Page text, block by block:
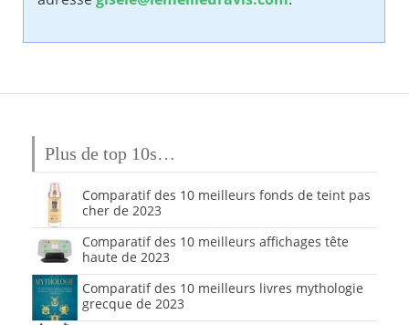
Plus de top 10s…
Comparatif des 10 meilleurs fonds de teint pas
cher de 2023
Comparatif des 10 meilleurs affichages tête
haute de 2023
Comparatif des 10 meilleurs livres mythologie
grecque de 2023